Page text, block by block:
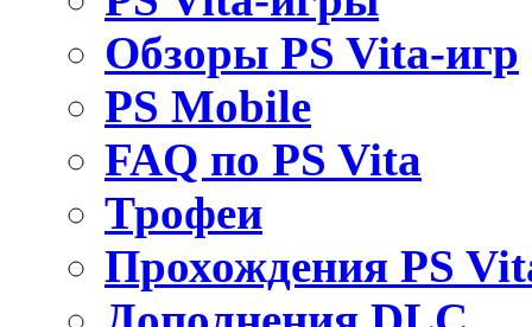
Обзоры PS Vita-игр
PS Mobile
FAQ по PS Vita
Трофеи
Прохождения PS